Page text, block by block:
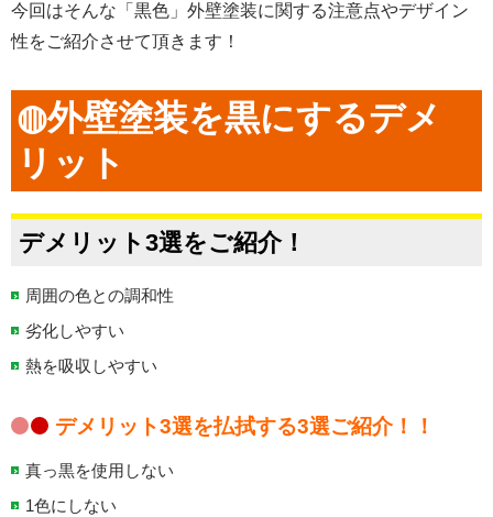
今回はそんな「黒色」外壁塗装に関する注意点やデザイン
性をご紹介させて頂きます！
◍外壁塗装を黒にするデメ
リット
デメリット3選をご紹介！
周囲の色との調和性
劣化しやすい
熱を吸収しやすい
デメリット3選を払拭する3選ご紹介！！
真っ黒を使用しない
1色にしない